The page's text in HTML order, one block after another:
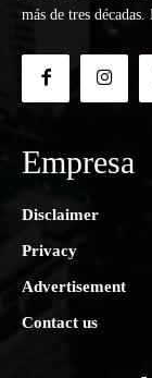
más de tres
Empresa
Disclaimer
Privacy
Advertisement
Contact us